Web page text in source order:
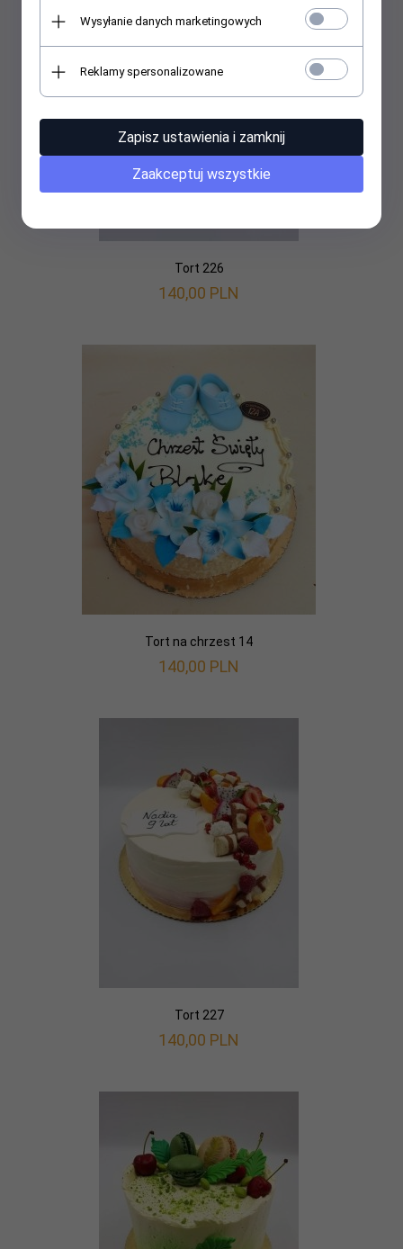
Tort 226
140,00 PLN
Tort na chrzest 14
140,00 PLN
Tort 227
140,00 PLN
Wysyłanie danych marketingowych
Reklamy spersonalizowane
Zapisz ustawienia i zamknij
Zaakceptuj wszystkie